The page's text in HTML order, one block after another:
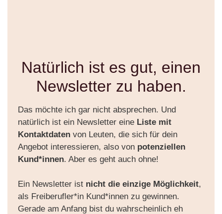
Natürlich ist es gut, einen
Newsletter zu haben.
Das möchte ich gar nicht absprechen. Und
natürlich ist ein Newsletter eine Liste mit
Kontaktdaten von Leuten, die sich für dein
Angebot interessieren, also von potenziellen
Kund*innen. Aber es geht auch ohne!
Ein Newsletter ist nicht die einzige Möglichkeit,
als Freiberufler*in Kund*innen zu gewinnen.
Gerade am Anfang bist du wahrscheinlich eh